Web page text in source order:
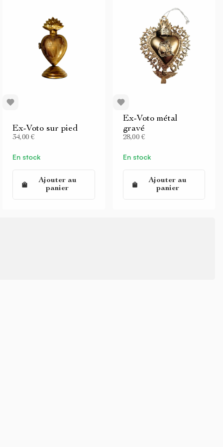
Ex-Voto sur pied
34,00 €
En stock
Ajouter au
panier
Ex-Voto métal
gravé
28,00 €
En stock
Ajouter au
panier